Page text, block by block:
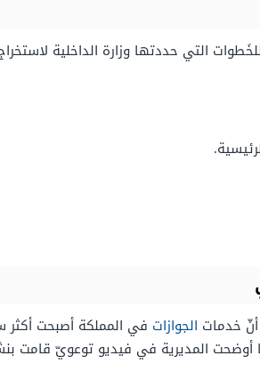
التي حددتها وزارة الداخلية
أنّ خدمات الجوازات في المملكة أصبحت
أوضحت المديرية في فيديو توعويّ